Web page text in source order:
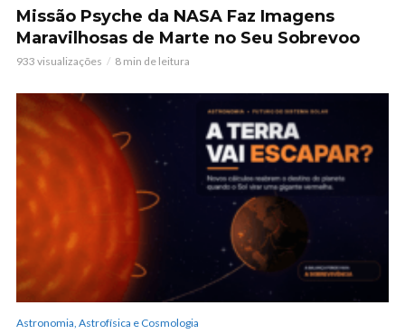
Missão Psyche da NASA Faz Imagens
Maravilhosas de Marte no Seu Sobrevoo
933 visualizações 8 min de leitura
Astronomia, Astrofísica e Cosmologia